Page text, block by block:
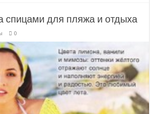
спицами для пляжа и отдыха
0